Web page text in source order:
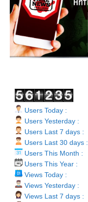
Users Today :
Users Yesterday :
Users Last 7 days :
Users Last 30 days :
Users This Month :
Users This Year :
Views Today :
Views Yesterday :
Views Last 7 days :